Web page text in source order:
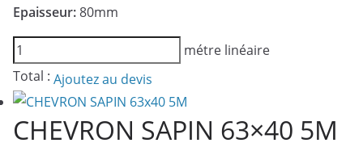
Epaisseur:80mm
quantité
de
POUTRE
SAPIN
métre linéaire
Total : Ajoutez au devis
CHEVRON SAPIN 63×40 5M